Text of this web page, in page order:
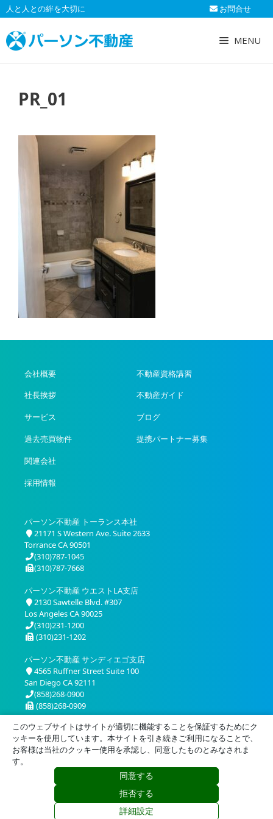
コ
ン
テ
ン
人と人との絆を大切に お問合せ
MENU
PR_01
会社概要
社長挨拶
サービス
過去売買物件
関連会社
採用情報
不動産資格講習
不動産ガイド
ブログ
提携パートナー募集
パーソン不動産 トーランス本社
21171 S Western Ave. Suite 2633
Torrance CA 90501
(310)787-1045
(310)787-7668
パーソン不動産 ウエストLA支店
2130 Sawtelle Blvd. #307
Los Angeles CA 90025
(310)231-1200
(310)231-1202
パーソン不動産 サンディエゴ支店
4565 Ruffner Street Suite 100
San Diego CA 92111
(858)268-0900
(858)268-0909
© 2026 Person Realty, Inc. All Rights Reserved.
このウェブサイトはサイトが適切に機能することを保証するためにク
ッキーを使用しています。本サイトを引き続きご利用になることで、
お客様は当社のクッキー使用を承認し、同意したものとみなされま
す。
同意する
拒否する
詳細設定